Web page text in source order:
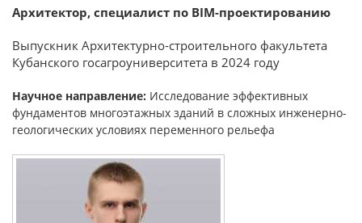
Архитектор, специалист по BIM-проектированию
Выпускник Архитектурно-строительного факультета
Кубанского госагроуниверситета в 2024 году
Научное направление: Исследование эффективных
фундаментов многоэтажных зданий в сложных инженерно-
геологических условиях переменного рельефа